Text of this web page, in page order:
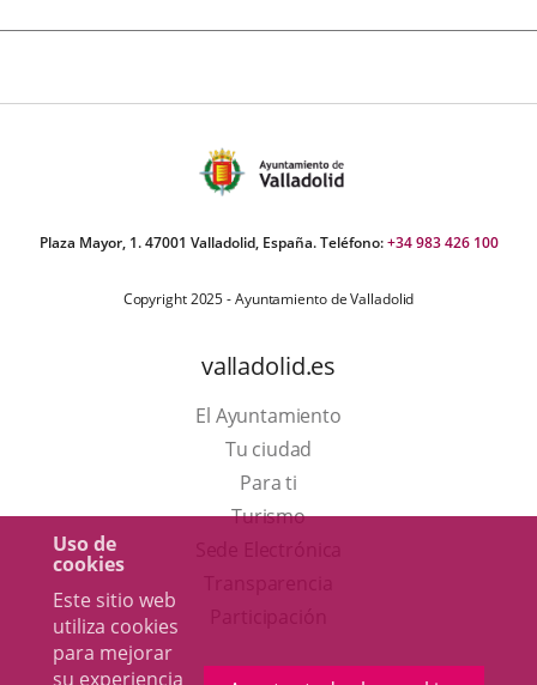
Uso de
cookies
Este sitio web
utiliza cookies
para mejorar
su experiencia
Plaza Mayor, 1. 47001 Valladolid, España. Teléfono:+34 983 426 100
Copyright 2025 - Ayuntamiento de Valladolid
valladolid.es
El Ayuntamiento
Tu ciudad
Para ti
TurismoEste